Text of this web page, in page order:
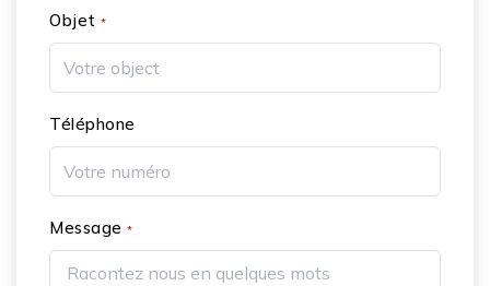
Objet*
Téléphone
Message*